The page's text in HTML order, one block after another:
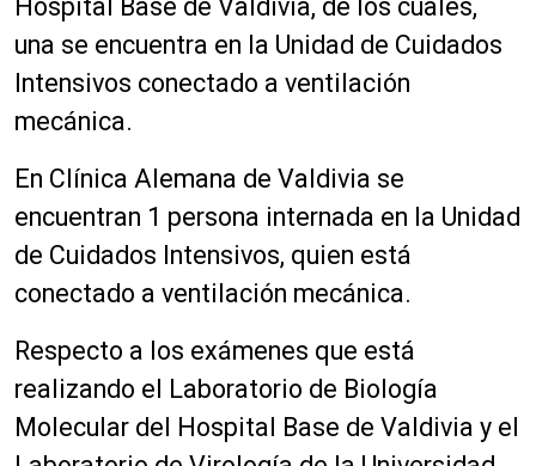
Hospital Base de Valdivia, de los cuales,
una se encuentra en la Unidad de Cuidados
Intensivos conectado a ventilación
mecánica.
En Clínica Alemana de Valdivia se
encuentran 1 persona internada en la Unidad
de Cuidados Intensivos, quien está
conectado a ventilación mecánica.
Respecto a los exámenes que está
realizando el Laboratorio de Biología
Molecular del Hospital Base de Valdivia y el